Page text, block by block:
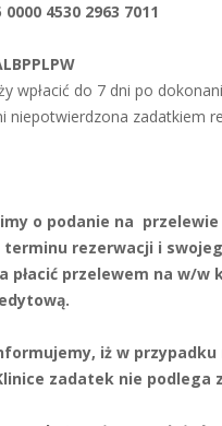
0000 4530 2963 7011
wpłacić do 7 dni po
niepotwierdzona zadatkiem
o podanie na
terminu rezerwacji i
płacić przelewem na w/w
iż w przypadku
zadatek nie podlega